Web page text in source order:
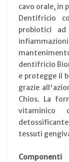
cavo orale, in
Dentifricio
probiotici
dentifricio
e protegge il
grazie
Chios. La
vitaminico
tessuti
Componenti